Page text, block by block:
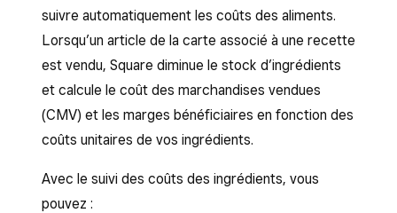
suivre automatiquement les coûts des aliments.
Lorsqu’un article de la carte associé à une recette
est vendu, Square diminue le stock d’ingrédients
et calcule le coût des marchandises vendues
(CMV) et les marges bénéficiaires en fonction des
coûts unitaires de vos ingrédients.
Avec le suivi des coûts des ingrédients, vous
pouvez :